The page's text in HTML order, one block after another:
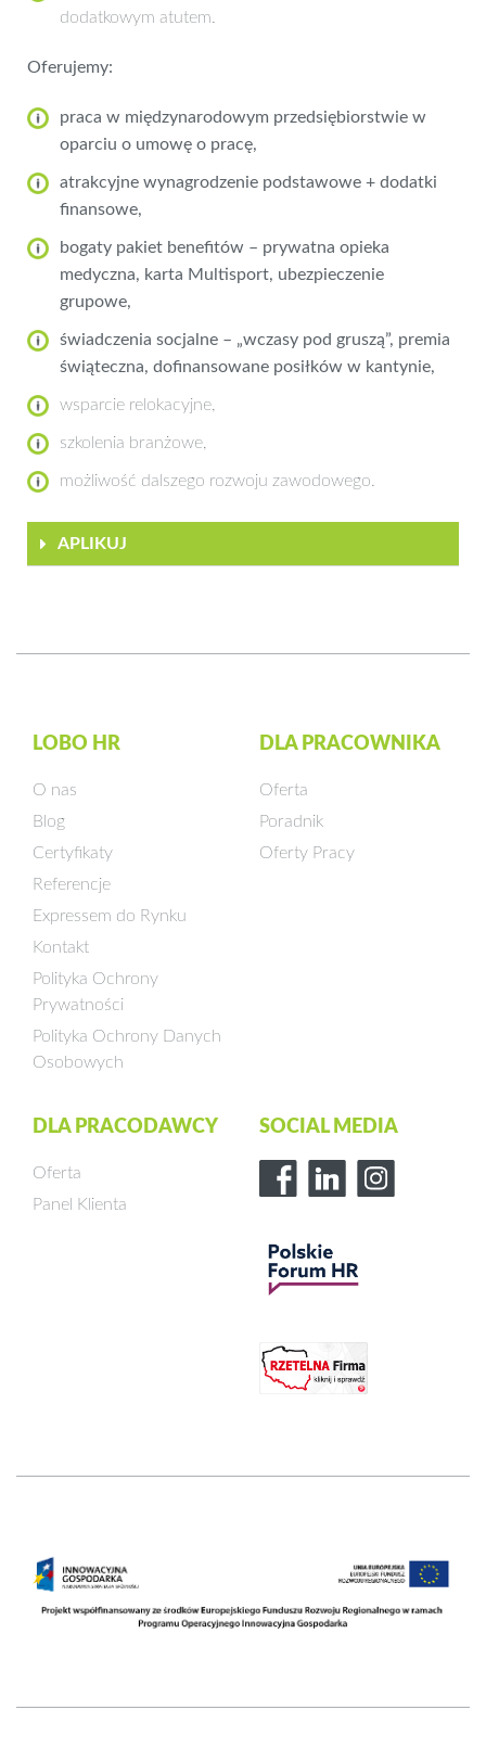
dodatkowym atutem.
Oferujemy:
praca w międzynarodowym przedsiębiorstwie w
oparciu o umowę o pracę,
atrakcyjne wynagrodzenie podstawowe + dodatki
finansowe,
bogaty pakiet benefitów – prywatna opieka
medyczna, karta Multisport, ubezpieczenie
grupowe,
świadczenia socjalne – „wczasy pod gruszą”, premia
świąteczna, dofinansowane posiłków w kantynie,
wsparcie relokacyjne,
szkolenia branżowe,
możliwość dalszego rozwoju zawodowego.
APLIKUJ
LOBO HR
O nas
Blog
Certyfikaty
Referencje
Expressem do Rynku
Kontakt
Polityka Ochrony
Prywatności
Polityka Ochrony Danych
Osobowych
DLA PRACOWNIKA
Oferta
Poradnik
Oferty Pracy
DLA PRACODAWCY
Oferta
Panel Klienta
SOCIAL MEDIA